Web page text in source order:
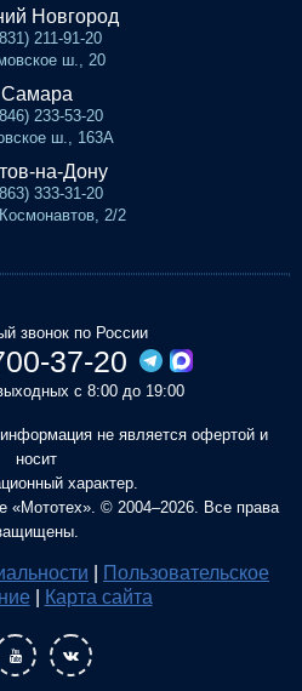
Новгород
211-91-20
ш., 20
Самара
233-53-20
ш., 163А
на-Дону
333-31-20
2/2
звонок по России
37-20
с 8:00 до 19:00
не является офертой и
носит
характер.
© 2004–2026. Все права
Пользовательское
Карта сайта